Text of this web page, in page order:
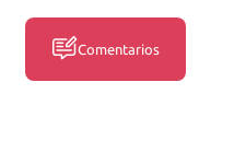
Comentarios